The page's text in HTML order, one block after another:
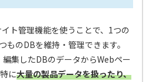
ト管理機能を使うことで、1つの
ものDBを維持・管理できます。
集したDBのデータからWebペー
に大量の製品データを扱ったり、